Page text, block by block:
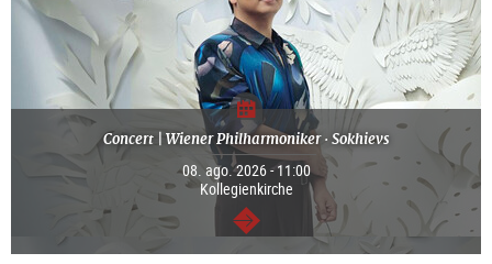
Concert | Wiener Philharmoniker · Sokhievs
08. ago. 2026 - 11:00
Kollegienkirche
continuar